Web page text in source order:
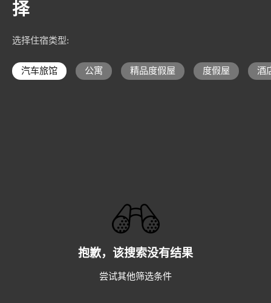
择
选择住宿类型:
汽车旅馆 公寓 精品度假屋 度假屋 酒
抱歉，该搜索没有结果
尝试其他筛选条件